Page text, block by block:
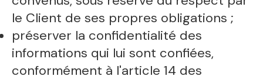
le Client de ses propres obligations ;
préserver la confidentialité des
informations qui lui sont confiées,
conformément à l'article 14 des